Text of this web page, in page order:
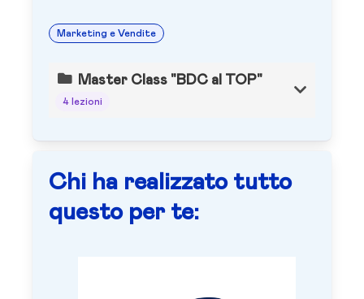
Marketing e Vendite
Master Class "BDC al TOP"
4 lezioni
Chi ha realizzato tutto
questo per te: